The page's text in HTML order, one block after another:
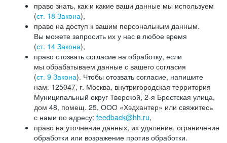
право знать, как и какие ваши данные мы используем
(ст. 18 Закона),
право на доступ к вашим персональным данным.
Вы можете запросить их у нас в любое время
(ст. 14 Закона),
право отозвать согласие на обработку, если
мы обрабатываем данные с вашего согласия
(ст. 9 Закона). Чтобы отозвать согласие, напишите
нам: 125047, г. Москва, внутригородская территория
Муниципальный округ Тверской, 2-я Брестская улица,
дом 48, помещ. 25, ООО «Хэдхантер» или свяжитесь
с нами по адресу: feedback@hh.ru,
право на уточнение данных, их удаление, ограничение
обработки или возражение против обработки.